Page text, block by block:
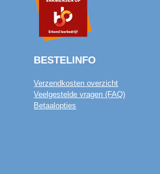
BESTELINFO
Verzendkosten overzicht
Veelgestelde vragen (FAQ)
Betaalopties